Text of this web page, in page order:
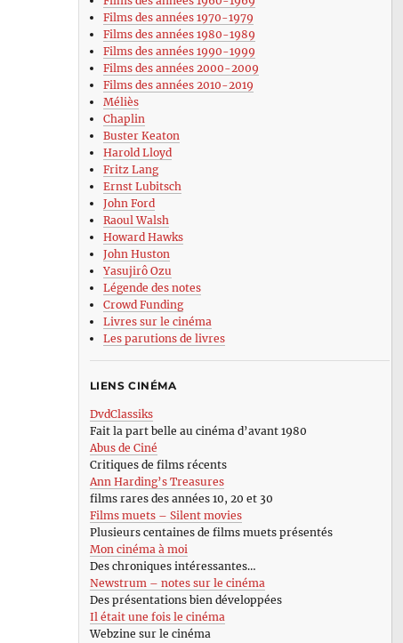
Films des années 1970-1979
Films des années 1980-1989
Films des années 1990-1999
Films des années 2000-2009
Films des années 2010-2019
Méliès
Chaplin
Buster Keaton
Harold Lloyd
Fritz Lang
Ernst Lubitsch
John Ford
Raoul Walsh
Howard Hawks
John Huston
Yasujirô Ozu
Légende des notes
Crowd Funding
Livres sur le cinéma
Les parutions de livres
LIENS CINÉMA
DvdClassiks
Fait la part belle au cinéma d’avant 1980
Abus de Ciné
Critiques de films récents
Ann Harding’s Treasures
films rares des années 10, 20 et 30
Films muets – Silent movies
Plusieurs centaines de films muets présentés
Mon cinéma à moi
Des chroniques intéressantes…
Newstrum – notes sur le cinéma
Des présentations bien développées
Il était une fois le cinéma
Webzine sur le cinéma